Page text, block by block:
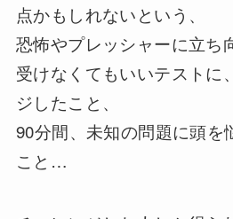
点かもしれないという、
恐怖やプレッシャーに立ち
受けなくてもいいテストに
ジしたこと、
90分間、未知の問題に頭を
こと…